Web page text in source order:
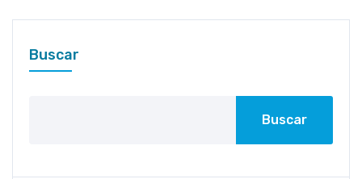
Buscar
Buscar